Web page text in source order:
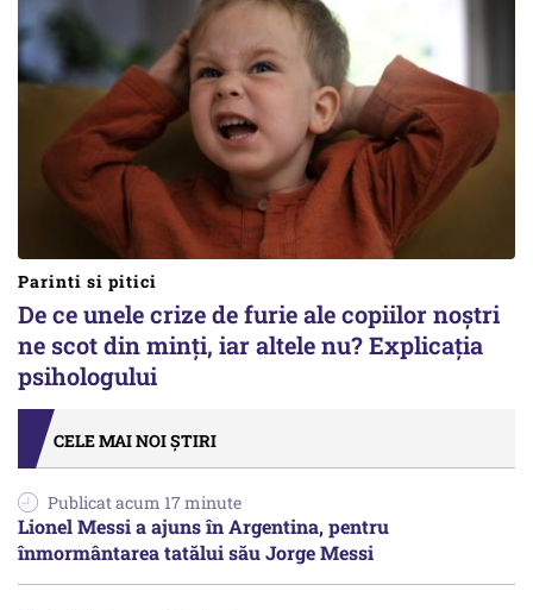
Parinti si pitici
De ce unele crize de furie ale copiilor noștri
ne scot din minți, iar altele nu? Explicația
psihologului
CELE MAI NOI ȘTIRI
Publicat acum 17 minute
Lionel Messi a ajuns în Argentina, pentru
înmormântarea tatălui său Jorge Messi